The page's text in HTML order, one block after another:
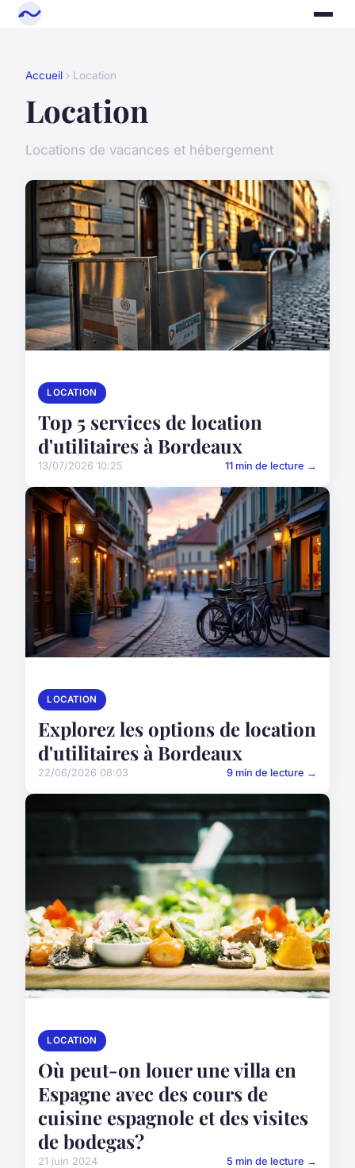
Accueil › Location
Location
Locations de vacances et hébergement
LOCATION
Top 5 services de location
d'utilitaires à Bordeaux
13/07/2026 10:25 11 min de lecture →
LOCATION
Explorez les options de location
d'utilitaires à Bordeaux
22/06/2026 08:03 9 min de lecture →
LOCATION
Où peut-on louer une villa en
Espagne avec des cours de
cuisine espagnole et des visites
de bodegas?
21 juin 2024 5 min de lecture →